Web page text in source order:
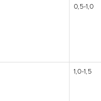
0,5-1,0
1,0-1,5